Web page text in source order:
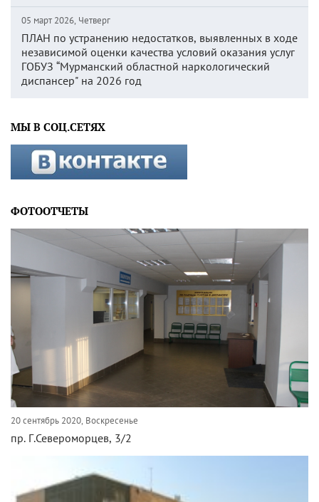
05 март 2026, Четверг
ПЛАН по устранению недостатков, выявленных в ходе
независимой оценки качества условий оказания услуг
ГОБУЗ “Мурманский областной наркологический
диспансер" на 2026 год
МЫ В СОЦ.СЕТЯХ
ФОТООТЧЕТЫ
20 сентябрь 2020, Воскресенье
пр. Г.Североморцев, 3/2